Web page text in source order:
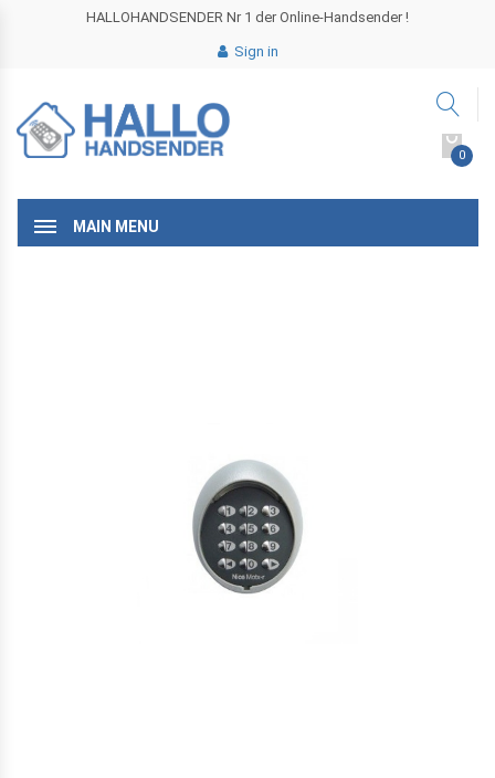
HALLOHANDSENDER Nr 1 der Online-Handsender !
Sign in
0
MAIN MENU